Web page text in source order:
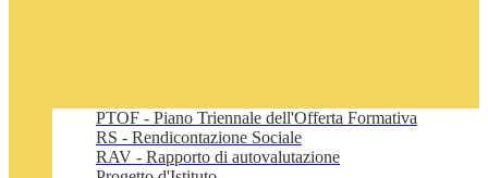
PTOF - Piano Triennale dell'Offerta Formativa
RS - Rendicontazione Sociale
RAV - Rapporto di autovalutazione